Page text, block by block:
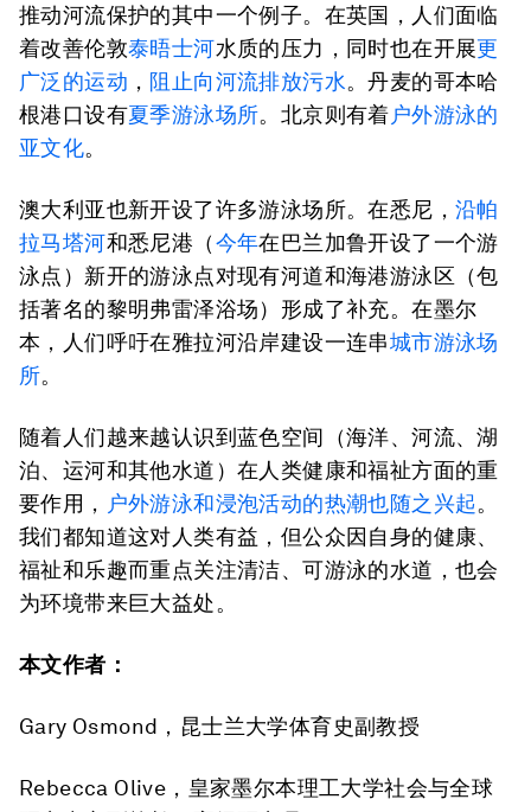
推动河流保护的其中一个例子。在英国，人们面临
着改善伦敦泰晤士河水质的压力，同时也在开展更
广泛的运动 ， 阻止向河流排放污水。丹麦的哥本哈
根港口设有夏季游泳场所。北京则有着 户外游泳的
亚文化。
澳大利亚也新开设了许多游泳场所。在悉尼， 沿帕
拉马塔河和悉尼港（今年在巴兰加鲁开设了一个游
泳点）新开的游泳点对现有河道和海港游泳区（包
括著名的黎明弗雷泽浴场）形成了补充。在墨尔
本，人们呼吁在雅拉河沿岸建设一连串城市游泳场
所。
随着人们越来越认识到蓝色空间（海洋、河流、湖
泊、运河和其他水道）在人类健康和福祉方面的重
要作用， 户外游泳和浸泡活动的热潮也随之兴起。
我们都知道这对人类有益，但公众因自身的健康、
福祉和乐趣而重点关注清洁、可游泳的水道，也会
为环境带来巨大益处。
本文作者：
Gary Osmond，昆士兰大学体育史副教授
Rebecca Olive，皇家墨尔本理工大学社会与全球